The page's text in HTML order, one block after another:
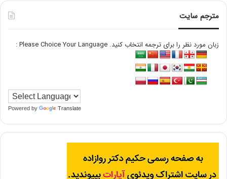
مترجم سایت
زبان مورد نظر را برای ترجمه انتخاب کنید. Please Choice Your Language :
Powered by Translate